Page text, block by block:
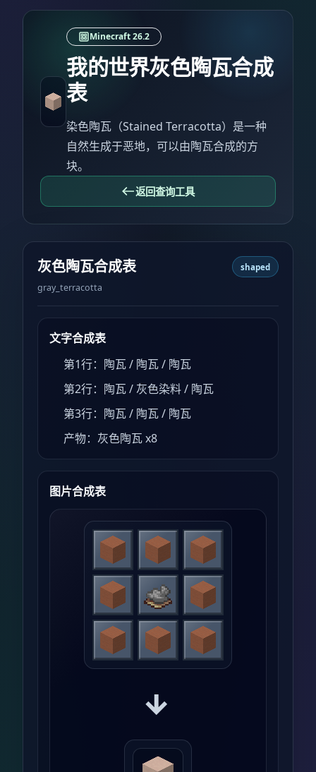
Minecraft 26.2
我的世界灰色陶瓦合成
表
染色陶瓦（Stained Terracotta）是一种
自然生成于恶地，可以由陶瓦合成的方
块。
返回查询工具
灰色陶瓦合成表
gray_terracotta
shaped
文字合成表
第1行：陶瓦 / 陶瓦 / 陶瓦
第2行：陶瓦 / 灰色染料 / 陶瓦
第3行：陶瓦 / 陶瓦 / 陶瓦
产物：灰色陶瓦 x8
图片合成表
→